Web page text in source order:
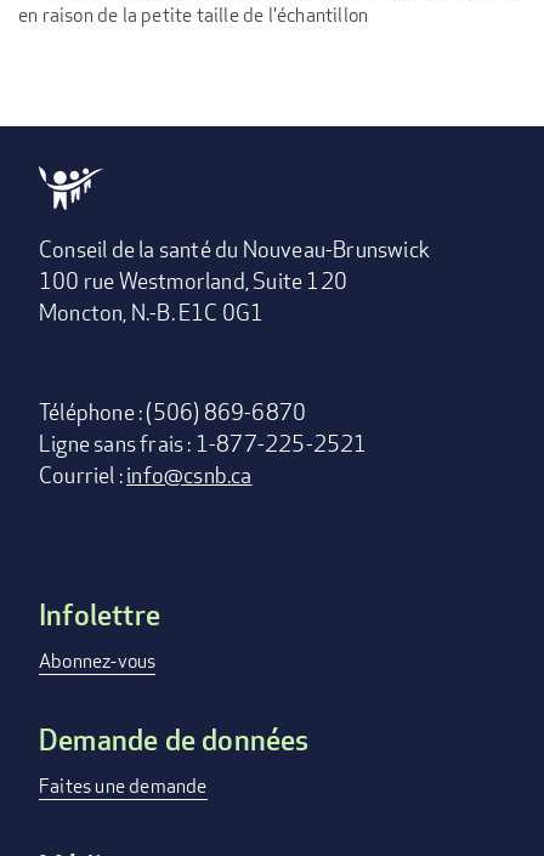
en raison de la petite taille de l'échantillon
Conseil de la santé du Nouveau-Brunswick
100 rue Westmorland, Suite 120
Moncton, N.-B. E1C 0G1
Téléphone : (506) 869-6870
Ligne sans frais : 1-877-225-2521
Courriel :info@csnb.ca
Footer
menu
Infolettre
Abonnez-vous
Demande de données
Faites une demande